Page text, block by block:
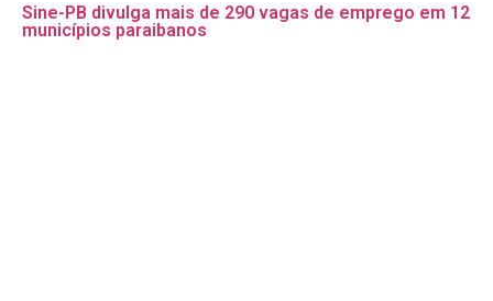
Sine-PB divulga mais de 290 vagas de emprego em 12
municípios paraibanos